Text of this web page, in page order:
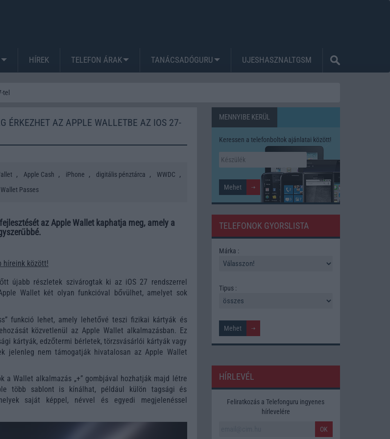
HÍREK TELEFON ÁRAK TANÁCSADÓGURU UJESHASZNALTGSM
tel
ÉRKEZHET AZ APPLE WALLETBE AZ IOS 27-
, Apple Cash , iPhone , digitális pénztárca , WWDC ,
Passes
az Apple Wallet kaphatja meg, amely a
híreink között!
újabb részletek szivárogtak ki az iOS 27 rendszerrel
Wallet két olyan funkcióval bővülhet, amelyet sok
funkció lehet, amely lehetővé teszi fizikai kártyák és
közvetlenül az Apple Wallet alkalmazásban. Ez
kártyák, edzőtermi bérletek, törzsvásárlói kártyák vagy
jelenleg nem támogatják hivatalosan az Apple Wallet
a Wallet alkalmazás „+” gombjával hozhatják majd létre
több sablont is kínálhat, például külön tagsági és
saját képpel, névvel és egyedi megjelenéssel
MENNYIBE KERÜL
Keressen a telefonboltok ajánlatai között!
TELEFONOK GYORSLISTA
Márka :
Tipus :
HÍRLEVÉL
Feliratkozás a Telefonguru ingyenes
hírlevelére
OK